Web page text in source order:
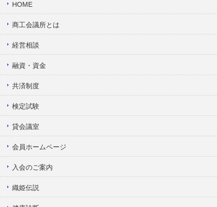
HOME
商工会議所とは
経営相談
融資・資金
共済制度
検定試験
貸会議室
会員ホームページ
入会のご案内
織姫伝説